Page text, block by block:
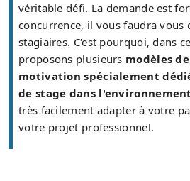
véritable défi. La demande est
concurrence, il vous faudra vous
stagiaires. C'est pourquoi, dans
proposons plusieurs modèles
motivation spécialement
de stage dans l'environnement
très facilement adapter à votre
votre projet professionnel.